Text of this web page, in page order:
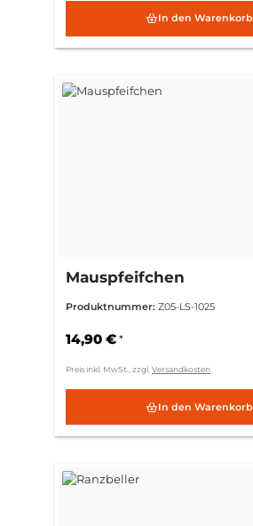
In den Warenkorb
Mauspfeifchen
Produktnummer: Z05-LS-1025
14,90 € *
Preis inkl. MwSt., zzgl.Versandkosten
In den Warenkorb